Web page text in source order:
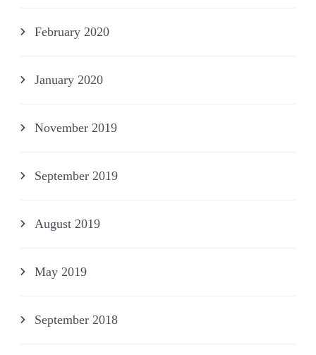
February 2020
January 2020
November 2019
September 2019
August 2019
May 2019
September 2018